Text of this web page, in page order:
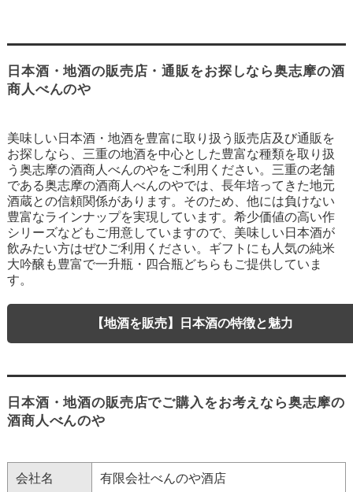
日本酒・地酒の販売店・通販をお探しなら奥志摩の酒
商人べんのや
美味しい日本酒・地酒を豊富に取り扱う販売店及び通販を
お探しなら、三重の地酒を中心とした豊富な種類を取り扱
う奥志摩の酒商人べんのやをご利用ください。三重の老舗
である奥志摩の酒商人べんのやでは、長年培ってきた地元
酒蔵との信頼関係があります。そのため、他には負けない
豊富なラインナップを実現しています。希少価値の高い作
シリーズなどもご用意していますので、美味しい日本酒が
飲みたい方はぜひご利用ください。ギフトにも人気の純米
大吟醸も豊富で一升瓶・四合瓶どちらもご提供していま
す。
【地酒を販売】日本酒の特徴と魅力
日本酒・地酒の販売店でご購入をお考えなら奥志摩の
酒商人べんのや
会社名 有限会社べんのや酒店